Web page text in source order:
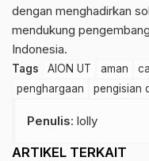
dengan menghadirkan
mendukung
Indonesia.
Tags AION UT aman
penghargaan
pengisian
Penulis: lolly
ARTIKEL TERKAIT